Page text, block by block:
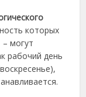
которых
– могут
рабочий день